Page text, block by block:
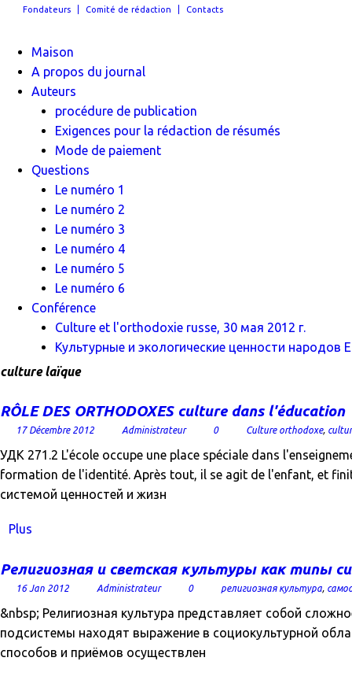
Fondateurs Comité de rédaction Contacts
Maison
A propos du journal
Auteurs
procédure de publication
Exigences pour la rédaction de résumés
Mode de paiement
Questions
Le numéro 1
Le numéro 2
Le numéro 3
Le numéro 4
Le numéro 5
Le numéro 6
Conférence
Culture et l'orthodoxie russe, 30 мая 2012 г.
Культурные и экологические ценности народов
culture laïque
RÔLE DES ORTHODOXES culture dans l'éducation
17 Décembre 2012 Administrateur 0 Culture orthodoxe,
УДК 271.2 L'école occupe une place spéciale dans
formation de l'identité. Après tout, il se agit de l'enfant, et
системой ценностей и жизн
Plus
Религиозная и светская культуры как типы
16 Jan 2012 Administrateur 0 религиозная культура,
&nbsp; Религиозная культура представляет собой
подсистемы находят выражение в социокультурной
способов и приёмов осуществлен